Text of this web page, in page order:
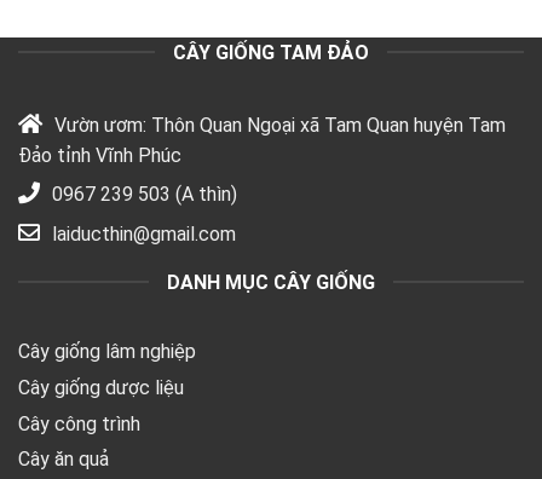
CÂY GIỐNG TAM ĐẢO
Vườn ươm: Thôn Quan Ngoại xã Tam Quan huyện Tam
Đảo tỉnh Vĩnh Phúc
0967 239 503 (A thìn)
laiducthin@gmail.com
DANH MỤC CÂY GIỐNG
Cây giống lâm nghiệp
Cây giống dược liệu
Cây công trình
Cây ăn quả